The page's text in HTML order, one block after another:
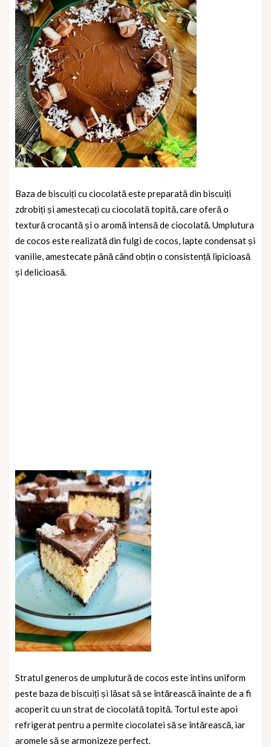
Baza de biscuiți cu ciocolată este preparată din biscuiți
zdrobiți și amestecați cu ciocolată topită, care oferă o
textură crocantă și o aromă intensă de ciocolată. Umplutura
de cocos este realizată din fulgi de cocos, lapte condensat și
vanilie, amestecate până când obțin o consistență lipicioasă
și delicioasă.
Stratul generos de umplutură de cocos este întins uniform
peste baza de biscuiți și lăsat să se întărească înainte de a fi
acoperit cu un strat de ciocolată topită. Tortul este apoi
refrigerat pentru a permite ciocolatei să se întărească, iar
aromele să se armonizeze perfect.